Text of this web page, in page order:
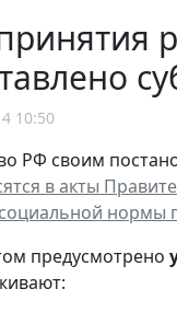
10:50
РФ своим
в акты
нормы
предусмотрено